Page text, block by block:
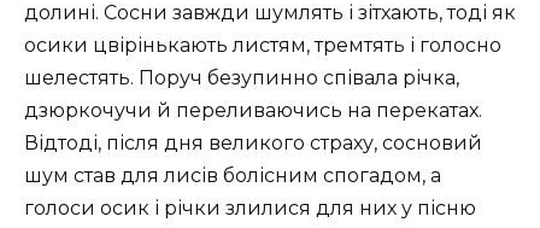
долині. Сосни завжди шумлять і зітхають, тоді як
осики цвірінькають листям, тремтять і голосно
шелестять. Поруч безупинно співала річка,
дзюркочучи й переливаючись на перекатах.
Відтоді, після дня великого страху, сосновий
шум став для лисів болісним спогадом, а
голоси осик і річки злилися для них у пісню